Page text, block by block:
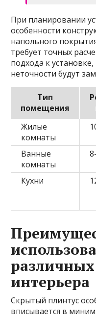
При планировании
особенности
напольного
требует точных
подхода к
неточности будут
Тип
помещения
Жилые
комнаты
Ванные
комнаты
Кухни
интерьера
Скрытый плинтус
вписывается в